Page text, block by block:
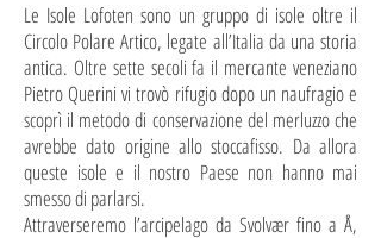
Le Isole Lofoten sono un gruppo di isole oltre il
Circolo Polare Artico, legate all’Italia da una storia
antica. Oltre sette secoli fa il mercante veneziano
Pietro Querini vi trovò rifugio dopo un naufragio e
scoprì il metodo di conservazione del merluzzo che
avrebbe dato origine allo stoccafisso. Da allora
queste isole e il nostro Paese non hanno mai
smesso di parlarsi.
Attraverseremo l’arcipelago da Svolvær fino a Å,